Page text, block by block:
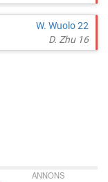
W. Wuolo 22
D. Zhu 16
ANNONS